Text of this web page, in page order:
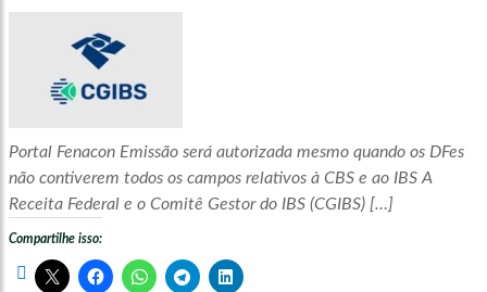
Portal Fenacon Emissão será autorizada mesmo quando os DFes
não contiverem todos os campos relativos à CBS e ao IBS A
Receita Federal e o Comitê Gestor do IBS (CGIBS) […]
Compartilhe isso: